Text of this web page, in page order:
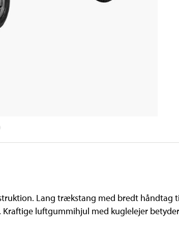
Lang trækstang med bredt håndtag
luftgummihjul med kuglelejer